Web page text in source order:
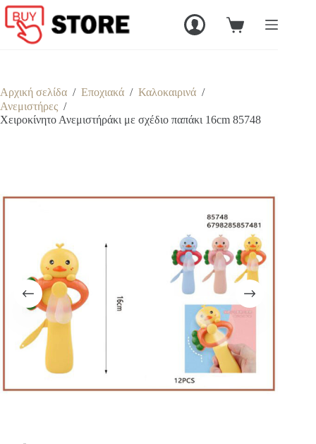
Μετάβαση
στο
περιεχόμενο
Καλάθι
Αρχική σελίδα / Εποχιακά / Καλοκαιρινά /
Ανεμιστήρες /
Χειροκίνητο Ανεμιστήράκι με σχέδιο παπάκι 16cm 85748